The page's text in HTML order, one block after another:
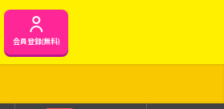
会員登録(無料)